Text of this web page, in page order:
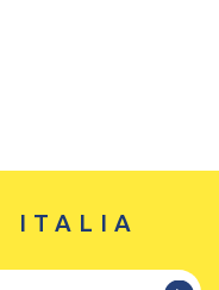
ITALIA